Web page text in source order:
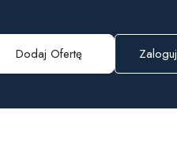
Dodaj Ofertę Zaloguj